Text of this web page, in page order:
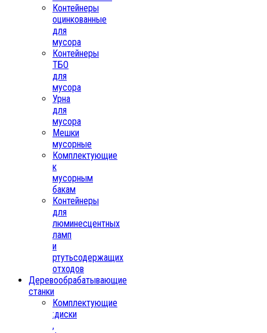
Контейнеры
оцинкованные
для
мусора
Контейнеры
ТБО
для
мусора
Урна
для
мусора
Мешки
мусорные
Комплектующие
к
мусорным
бакам
Контейнеры
для
люминесцентных
ламп
и
ртутьсодержащих
отходов
Деревообрабатывающие
станки
Комплектующие
:диски
,